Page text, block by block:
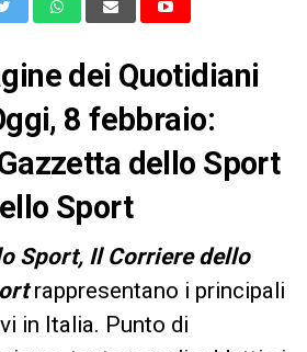
dei Quotidiani
8 febbraio:
dello Sport
Sport
Sport, Il Corriere dello
rappresentano i principali
in Italia. Punto di